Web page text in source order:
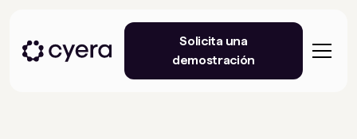
Solicita una
demostración